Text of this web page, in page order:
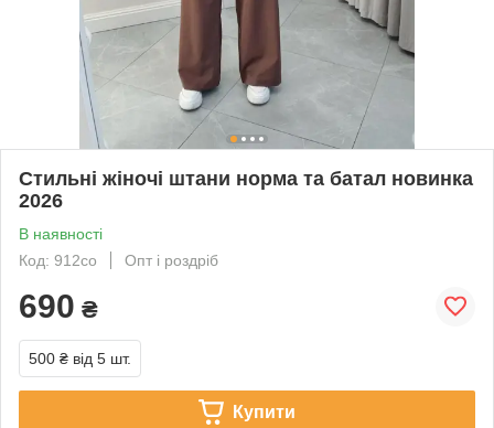
Стильні жіночі штани норма та батал новинка
2026
В наявності
Код: 912со
Опт і роздріб
690 ₴
500 ₴ від 5 шт.
Купити